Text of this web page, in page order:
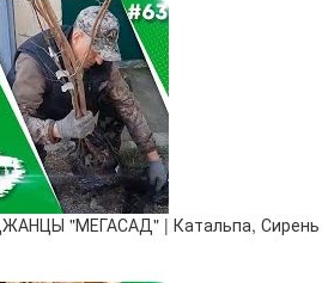
"МЕГАСАД" | Катальпа, Сирень